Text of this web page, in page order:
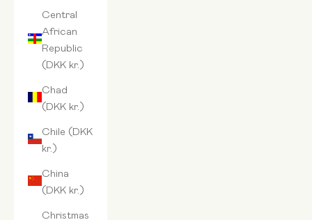
Central
African
Republic
(DKK kr.)
Chad
(DKK kr.)
Chile (DKK
kr.)
China
(DKK kr.)
Christmas